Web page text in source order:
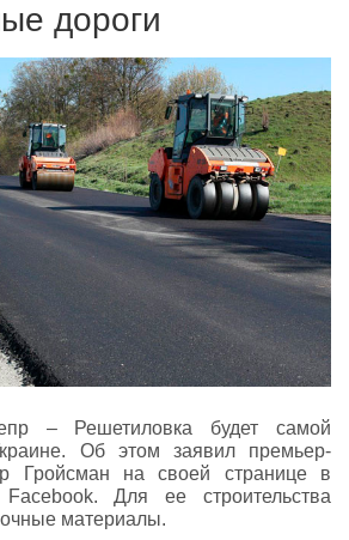
дороги
– Решетиловка будет самой
Об этом заявил премьер-
Гройсман на своей странице в
Для ее строительства
материалы.